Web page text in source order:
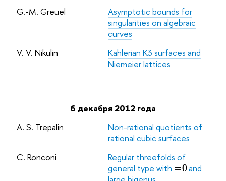
G.-M. Greuel
Asymptotic bounds for
singularities on algebraic
curves
V. V. Nikulin
Kahlerian K3 surfaces and
Niemeier lattices
6 декабря 2012 года
A. S. Trepalin
Non-rational quotients of
rational cubic surfaces
C. Ronconi
Regular threefolds of
general type with
and